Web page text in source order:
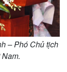
– Phó Chủ tịch